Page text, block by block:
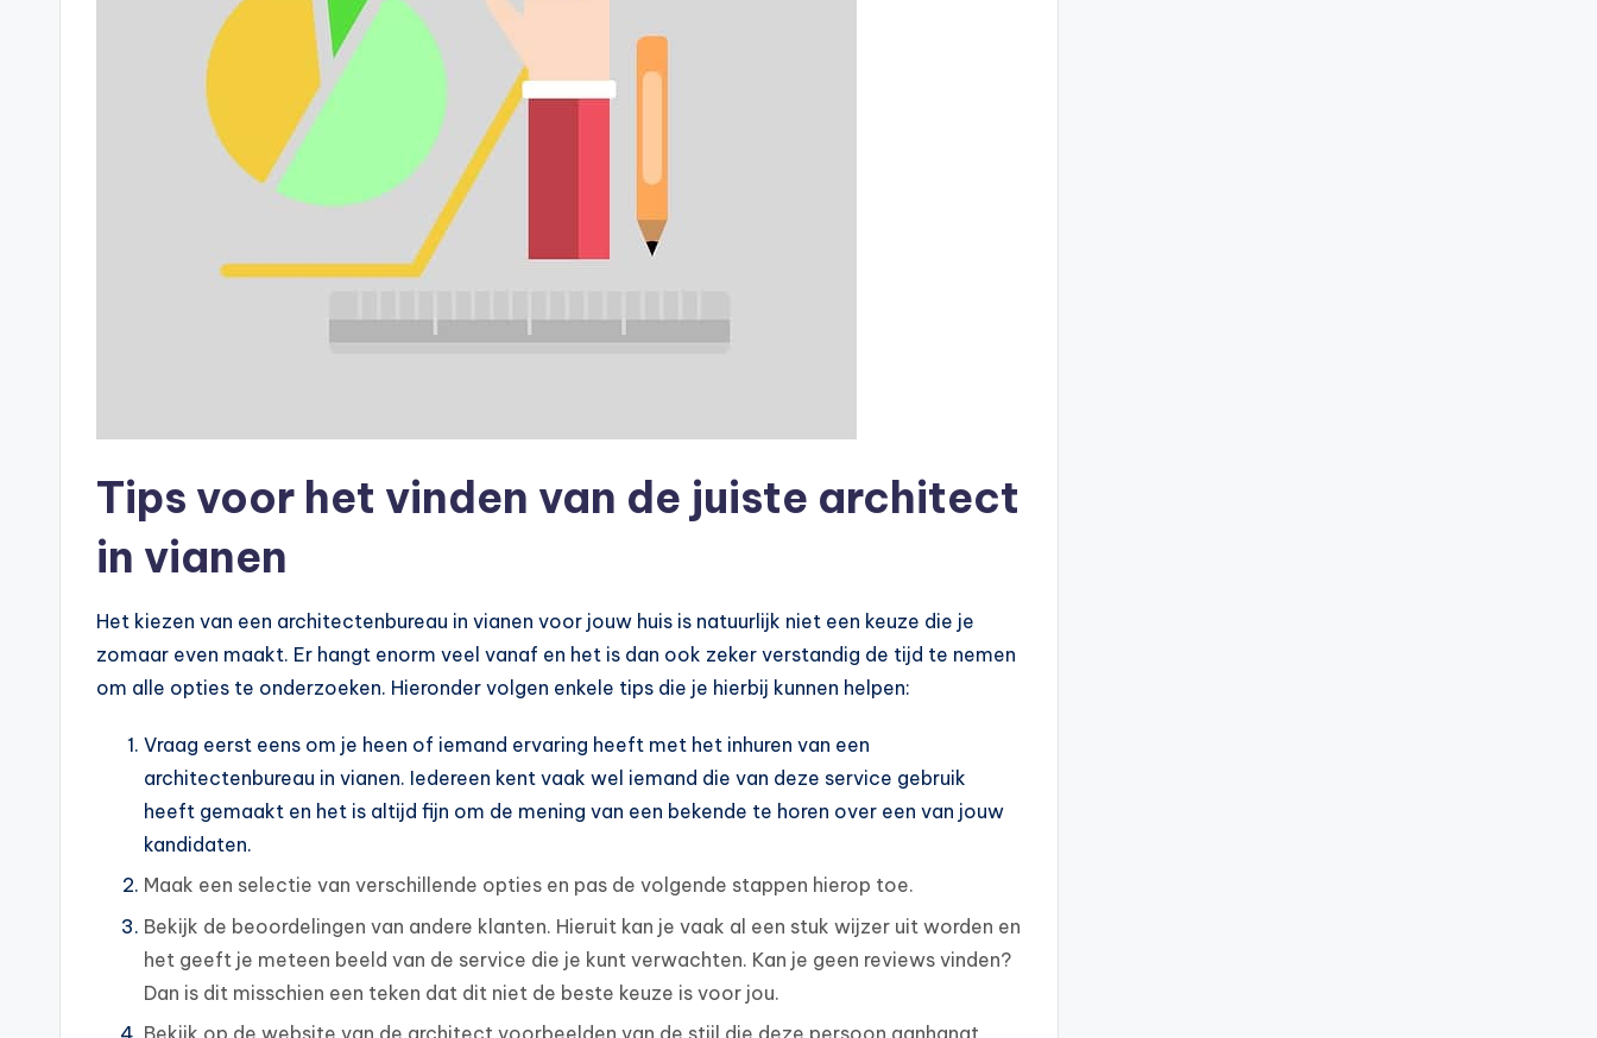
Tips voor het vinden van de juiste architect
in vianen
Het kiezen van een architectenbureau in vianen voor jouw huis is natuurlijk niet een keuze die je
zomaar even maakt. Er hangt enorm veel vanaf en het is dan ook zeker verstandig de tijd te nemen
om alle opties te onderzoeken. Hieronder volgen enkele tips die je hierbij kunnen helpen:
Vraag eerst eens om je heen of iemand ervaring heeft met het inhuren van een
architectenbureau in vianen. Iedereen kent vaak wel iemand die van deze service gebruik
heeft gemaakt en het is altijd fijn om de mening van een bekende te horen over een van jouw
kandidaten.
Maak een selectie van verschillende opties en pas de volgende stappen hierop toe.
Bekijk de beoordelingen van andere klanten. Hieruit kan je vaak al een stuk wijzer uit worden en
het geeft je meteen beeld van de service die je kunt verwachten. Kan je geen reviews vinden?
Dan is dit misschien een teken dat dit niet de beste keuze is voor jou.
Bekijk op de website van de architect voorbeelden van de stijl die deze persoon aanhangt.